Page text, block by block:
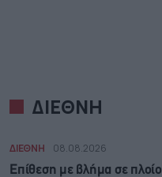
ΔΙΕΘΝΗ
ΔΙΕΘΝΗ 08.08.2026
Επίθεση με βλήμα σε πλοίο